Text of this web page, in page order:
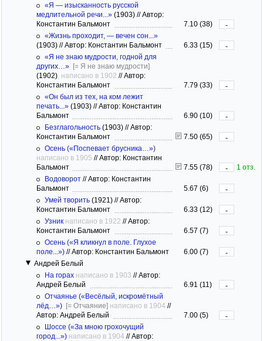
«Я — изысканность русской
медлительной речи...» (1903) //Автор:
Константин Бальмонт
7.10 (38)
-
«Жизнь проходит, — вечен сон...»
(1903) //Автор: Константин Бальмонт 6.33 (15)
-
«Я не знаю мудрости, годной для
других…» [= Я не знаю мудрости]
(1902) , написано в 1902 //Автор:
Константин Бальмонт
7.79 (33)
-
«Он был из тех, на ком лежит
печать...» (1903) //Автор: Константин
Бальмонт
6.90 (10)
-
Безглагольность (1903) //Автор:
Константин Бальмонт
7.50 (65)
-
Осень («Поспевает брусника…»)
написано в 1905 //Автор: Константин
Бальмонт
7.55 (78) -
1 отз.
Водоворот //Автор: Константин
Бальмонт
5.67 (6)
-
Умей творить (1921) //Автор:
Константин Бальмонт
6.33 (12)
-
Узник написано в 1922 //Автор:
Константин Бальмонт
6.57 (7)
-
Осень («Я кликнул в поле. Глухое
поле...») //Автор: Константин Бальмонт 6.00 (7)
-
Андрей Белый
На горах написано в 1903 //Автор:
Андрей Белый
6.91 (11)
-
Отчаянье («Весёлый, искромётный
лёд…») [= Отчаяние] написано в 1904 //
Автор: Андрей Белый
7.00 (5)
-
Шоссе («За мною грохочущий
город...») написано в 1904 //Автор: